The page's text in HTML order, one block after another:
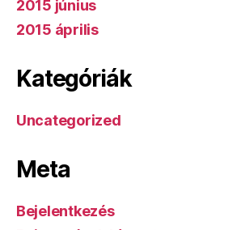
2015 június
2015 április
Kategóriák
Uncategorized
Meta
Bejelentkezés